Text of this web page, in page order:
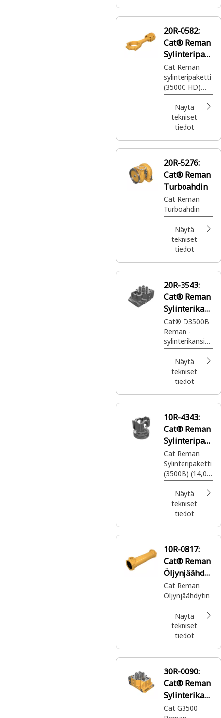
20R-0582:
Cat® Reman
Sylinteripak
etti
Cat Reman
sylinteripaketti
(3500C HD)
(puristussuhde
14,7:1)
Näytä
tekniset
tiedot
20R-5276:
Cat® Reman
Turboahdin
Cat Reman
Turboahdin
Näytä
tekniset
tiedot
20R-3543:
Cat® Reman
Sylinterikan
si
Cat® D3500B
Reman -
sylinterikansi
(kuulapuhallett
Näytä
tekniset
tiedot
10R-4343:
Cat® Reman
Sylinteripak
etti
Cat Reman
Sylinteripaketti
(3500B) (14,0:1
puristussuhde)
Näytä
tekniset
tiedot
10R-0817:
Cat® Reman
Öljynjäähdyt
in
Cat Reman
Öljynjäähdytin
Näytä
tekniset
tiedot
30R-0090:
Cat® Reman
Sylinterikan
si
Cat G3500